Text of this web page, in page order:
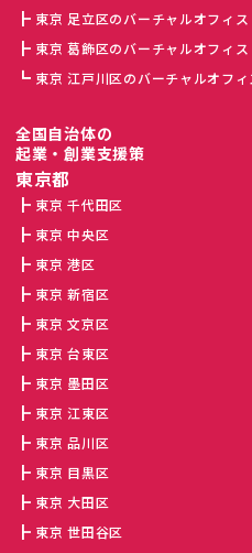
東京 足立区のバーチャルオフィス
東京 葛飾区のバーチャルオフィス
東京 江戸川区のバーチャルオフィ
全国自治体の
起業・創業支援策
東京都
東京 千代田区
東京 中央区
東京 港区
東京 新宿区
東京 文京区
東京 台東区
東京 墨田区
東京 江東区
東京 品川区
東京 目黒区
東京 大田区
東京 世田谷区